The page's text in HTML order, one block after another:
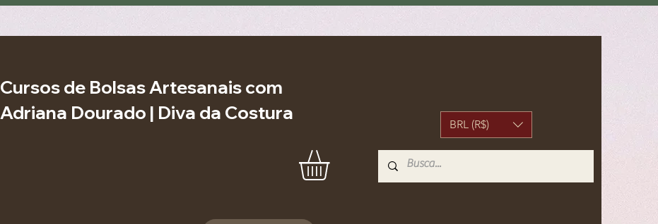
Cursos de Bolsas Artesanais com
Adriana Dourado | Diva da Costura
BRL (R$)